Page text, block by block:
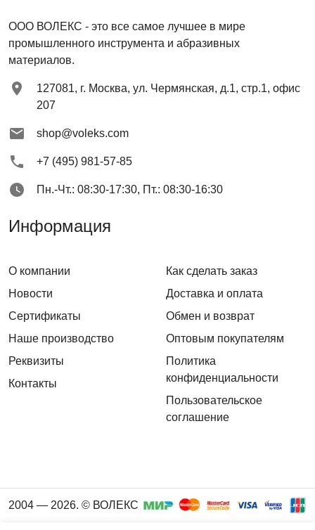
ООО ВОЛЕКС - это все самое лучшее в мире
промышленного инструмента и абразивных
материалов.
127081, г. Москва, ул. Чермянская, д.1, стр.1, офис
207
shop@voleks.com
+7 (495) 981-57-85
Пн.-Чт.: 08:30-17:30, Пт.: 08:30-16:30
Информация
О компании
Новости
Сертификаты
Наше производство
Реквизиты
Контакты
Как сделать заказ
Доставка и оплата
Обмен и возврат
Оптовым покупателям
Политика
конфиденциальности
Пользовательское
соглашение
2004 — 2026. © ВОЛЕКС